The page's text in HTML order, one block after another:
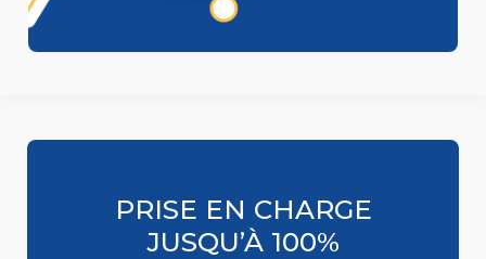
PRISE EN CHARGE
JUSQU’À 100%